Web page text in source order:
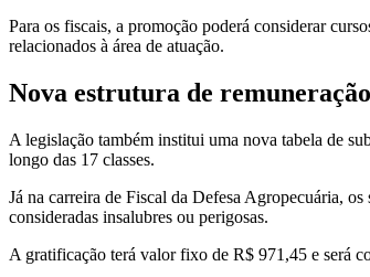
Para os fiscais, a promoção poderá considerar
relacionados à área de atuação.
Nova estrutura de remuneração
A legislação também institui uma nova tabela de
longo das 17 classes.
Já na carreira de Fiscal da Defesa Agropecuária,
consideradas insalubres ou perigosas.
A gratificação terá valor fixo de R$ 971,45 e será